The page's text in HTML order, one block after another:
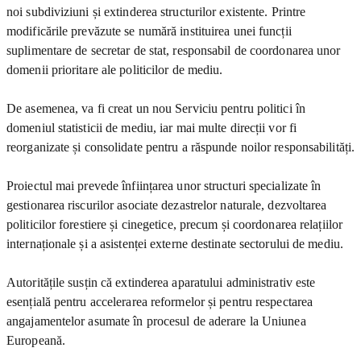
noi subdiviziuni și extinderea structurilor existente. Printre
modificările prevăzute se numără instituirea unei funcții
suplimentare de secretar de stat, responsabil de coordonarea unor
domenii prioritare ale politicilor de mediu.
De asemenea, va fi creat un nou Serviciu pentru politici în
domeniul statisticii de mediu, iar mai multe direcții vor fi
reorganizate și consolidate pentru a răspunde noilor responsabilități.
Proiectul mai prevede înființarea unor structuri specializate în
gestionarea riscurilor asociate dezastrelor naturale, dezvoltarea
politicilor forestiere și cinegetice, precum și coordonarea relațiilor
internaționale și a asistenței externe destinate sectorului de mediu.
Autoritățile susțin că extinderea aparatului administrativ este
esențială pentru accelerarea reformelor și pentru respectarea
angajamentelor asumate în procesul de aderare la Uniunea
Europeană.